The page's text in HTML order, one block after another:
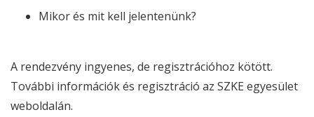
Mikor és mit kell jelentenünk?
A rendezvény ingyenes, de regisztrációhoz kötött.
További információk és regisztráció az SZKE egyesület
weboldalán.